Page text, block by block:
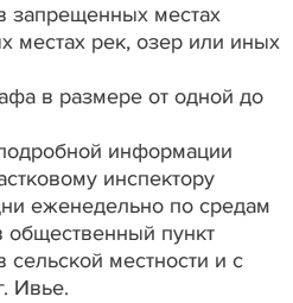
запрещенных местах
местах рек, озер или иных
в размере от одной до
информации
инспектору
еженедельно по средам
общественный пункт
местности и с
Ивье.